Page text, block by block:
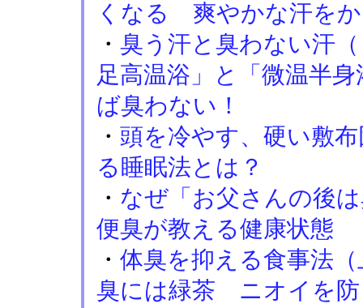
くなる 爽やかな汗を
・ 臭う汗と臭わない汗
足高温浴」と「微温半
ば臭わない！
・ 頭を冷やす、硬い敷
る睡眠法とは？
・ なぜ「お父さんの後
便臭が教える健康状態
・ 体臭を抑える食事法
臭には緑茶 ニオイを防